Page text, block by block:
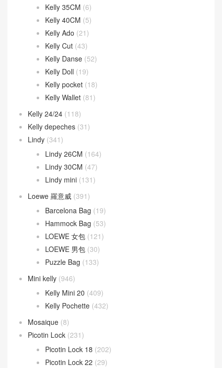
Kelly 35CM (6)
Kelly 40CM (5)
Kelly Ado (21)
Kelly Cut (43)
Kelly Danse (52)
Kelly Doll (19)
Kelly pocket (18)
Kelly Wallet (81)
Kelly 24/24 (118)
Kelly depeches (31)
Lindy (341)
Lindy 26CM (164)
Lindy 30CM (47)
Lindy mini (131)
Loewe 羅意威 (391)
Barcelona Bag (19)
Hammock Bag (53)
LOEWE 女包 (121)
LOEWE 男包 (30)
Puzzle Bag (133)
Mini kelly (946)
Kelly Mini 20 (409)
Kelly Pochette (432)
Mosaique (8)
Picotin Lock (231)
Picotin Lock 18 (202)
Picotin Lock 22 (29)